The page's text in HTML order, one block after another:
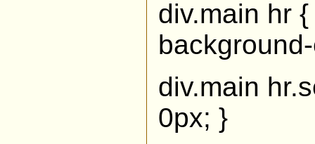
div.main hr
div.main
0px; }